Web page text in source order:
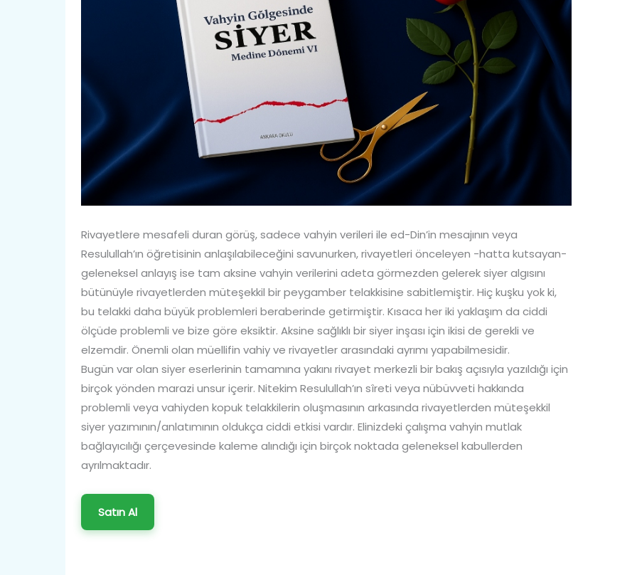
Rivayetlere mesafeli duran görüş, sadece vahyin verileri ile ed-Din’in mesajının veya
Resulullah’ın öğretisinin anlaşılabileceğini savunurken, rivayetleri önceleyen -hatta kutsayan-
geleneksel anlayış ise tam aksine vahyin verilerini adeta görmezden gelerek siyer algısını
bütünüyle rivayetlerden müteşekkil bir peygamber telakkisine sabitlemiştir. Hiç kuşku yok ki,
bu telakki daha büyük problemleri beraberinde getirmiştir. Kısaca her iki yaklaşım da ciddi
ölçüde problemli ve bize göre eksiktir. Aksine sağlıklı bir siyer inşası için ikisi de gerekli ve
elzemdir. Önemli olan müellifin vahiy ve rivayetler arasındaki ayrımı yapabilmesidir.
Bugün var olan siyer eserlerinin tamamına yakını rivayet merkezli bir bakış açısıyla yazıldığı için
birçok yönden marazi unsur içerir. Nitekim Resulullah’ın sîreti veya nübüvveti hakkında
problemli veya vahiyden kopuk telakkilerin oluşmasının arkasında rivayetlerden müteşekkil
siyer yazımının/anlatımının oldukça ciddi etkisi vardır. Elinizdeki çalışma vahyin mutlak
bağlayıcılığı çerçevesinde kaleme alındığı için birçok noktada geleneksel kabullerden
ayrılmaktadır.
Satın Al